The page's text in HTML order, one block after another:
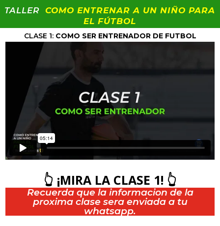
TALLER
COMO ENTRENAR A UN NIÑO PARA
EL FÚTBOL
CLASE 1: COMO SER ENTRENADOR DE FUTBOL
👆 ¡MIRA LA CLASE 1! 👆
Recuerda que la informacion de la
proxima clase sera enviada a tu
whatsapp.